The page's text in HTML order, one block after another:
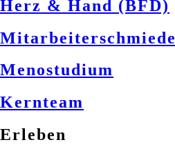
Herz & Hand (BFD)
Mitarbeiterschmiede
Menostudium
Kernteam
Erleben